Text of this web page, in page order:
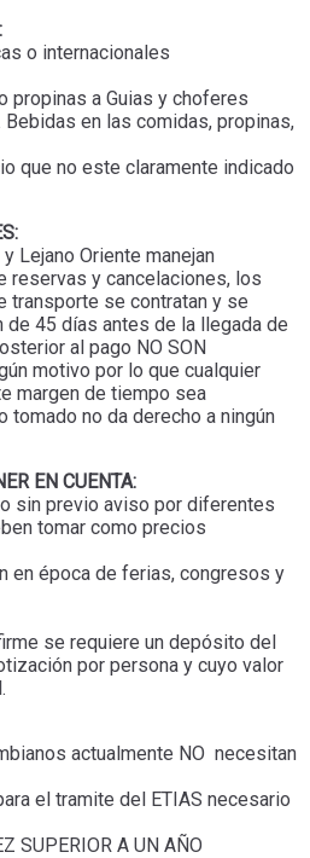
o internacionales
propinas a Guias y choferes
en las comidas, propinas,
que no este claramente indicado
Lejano Oriente manejan
reservas y cancelaciones, los
transporte se contratan y se
de 45 días antes de la llegada de
al pago NO SON
motivo por lo que cualquier
margen de tiempo sea
tomado no da derecho a ningún
EN CUENTA:
sin previo aviso por diferentes
tomar como precios
en época de ferias, congresos y
se requiere un depósito del
por persona y cuyo valor
actualmente NO necesitan
el tramite del ETIAS necesario
SUPERIOR A UN AÑO